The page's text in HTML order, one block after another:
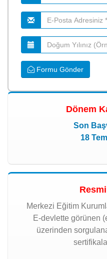
Formu Gönder
Dönem
Son
18
Merkezi Eğitim
E-devlette görünen
üzerinden